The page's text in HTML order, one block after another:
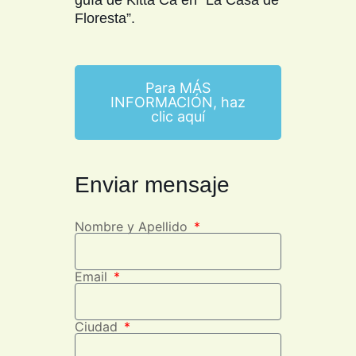
Floresta”.
Para MÁS
INFORMACIÓN, haz
clic aquí
Enviar mensaje
Nombre y Apellido
Email
Ciudad